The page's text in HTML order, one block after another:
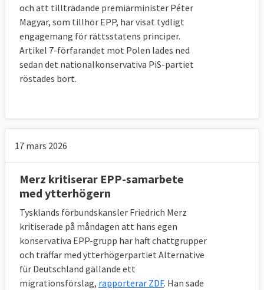
och att tillträdande premiärminister Péter
Magyar, som tillhör EPP, har visat tydligt
engagemang för rättsstatens principer.
Artikel 7-förfarandet mot Polen lades ned
sedan det nationalkonservativa PiS-partiet
röstades bort.
17 mars 2026
Merz kritiserar EPP-samarbete
med ytterhögern
Tysklands förbundskansler Friedrich Merz
kritiserade på måndagen att hans egen
konservativa EPP-grupp har haft chattgrupper
och träffar med ytterhögerpartiet Alternative
für Deutschland gällande ett
migrationsförslag, rapporterar ZDF. Han sade